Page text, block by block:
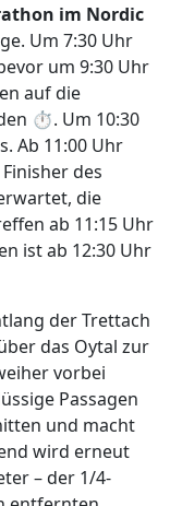
im Nordic
Um 7:30 Uhr
um 9:30 Uhr
auf die
⏱️. Um 10:30
Ab 11:00 Uhr
des
die
ab 11:15 Uhr
ist ab 12:30 Uhr
der Trettach
das Oytal zur
vorbei
Passagen
und macht
wird erneut
– der 1/4-